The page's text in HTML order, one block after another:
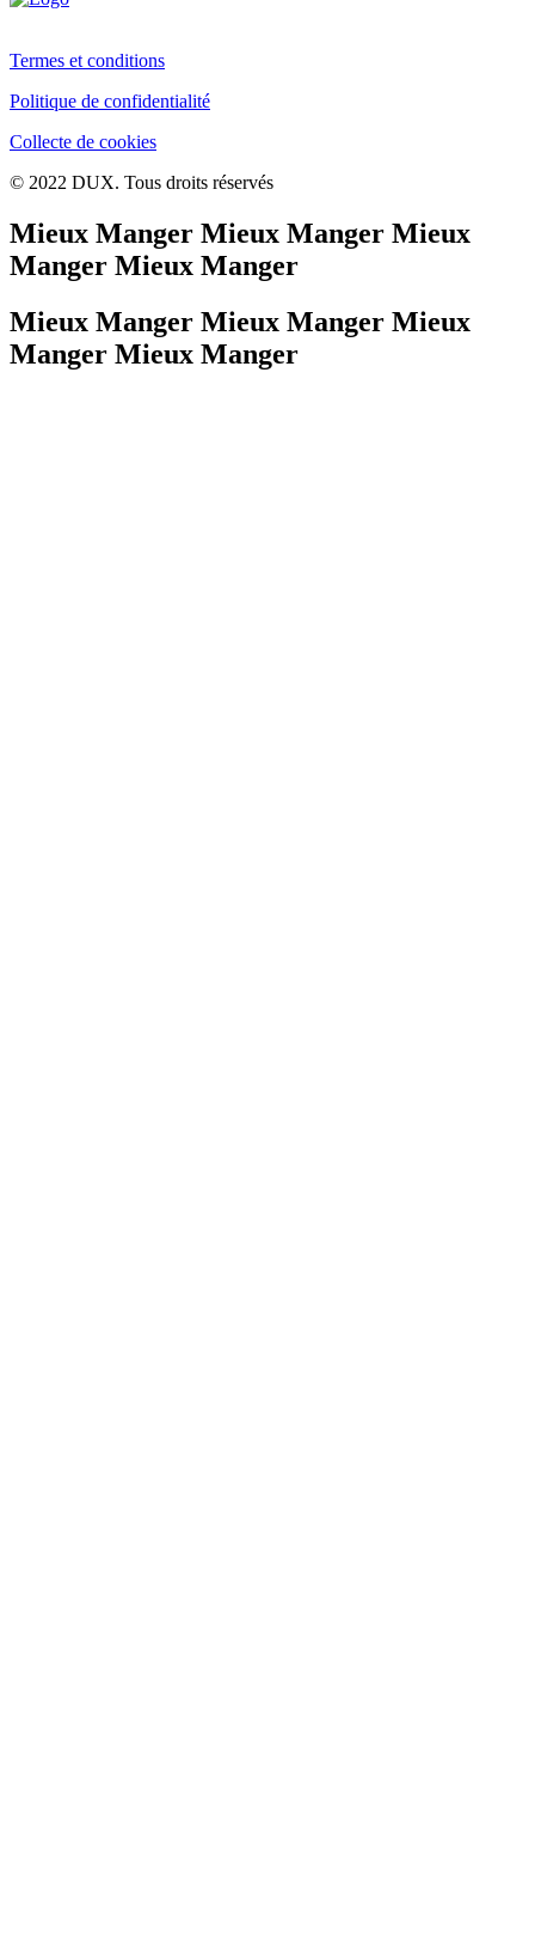
Termes et conditions
Politique de confidentialité
Collecte de cookies
© 2022 DUX. Tous droits réservés
Mieux Manger Mieux Manger Mieux
Manger Mieux Manger
Mieux Manger Mieux Manger Mieux
Manger Mieux Manger